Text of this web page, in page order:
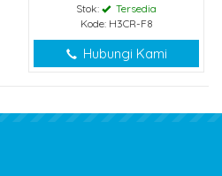
Stok:
Tersedia
Kode: H3CR-F8
Hubungi Kami